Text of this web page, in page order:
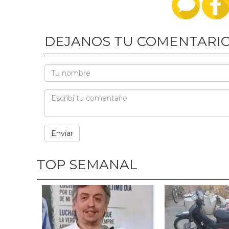
DEJANOS TU
TOP SEMANAL